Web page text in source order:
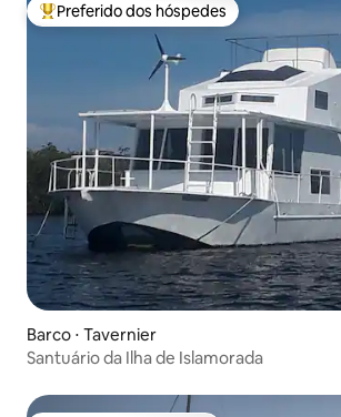
Entre os melhores preferidos dos hóspedes
Preferido dos hóspedes
Barco ⋅ Tavernier
Santuário da Ilha de Islamorada